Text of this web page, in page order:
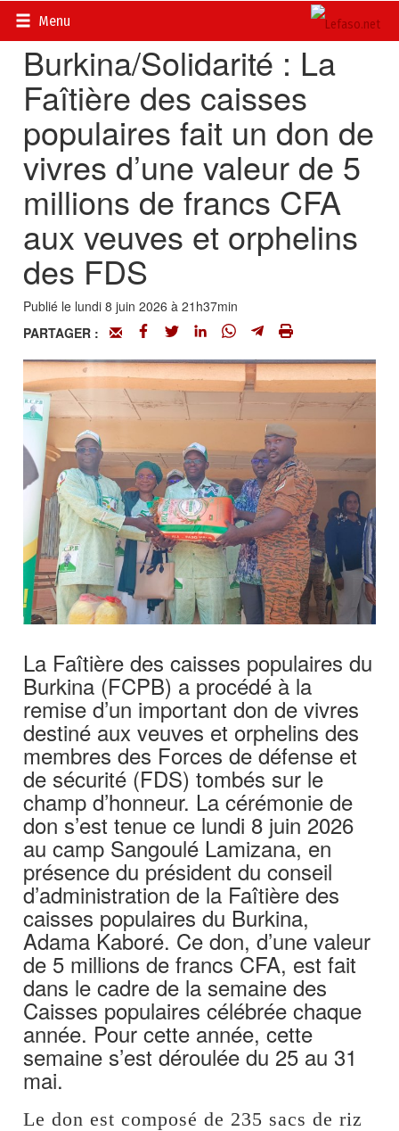
Menu
Accueil>
Burkina/Solidarité : La
Faîtière des caisses
populaires fait un don de
vivres d’une valeur de 5
millions de francs CFA
aux veuves et orphelins
des FDS
Publié le lundi 8 juin 2026 à 21h37min
PARTAGER :
La Faîtière des caisses populaires du
Burkina (FCPB) a procédé à la
remise d’un important don de vivres
destiné aux veuves et orphelins des
membres des Forces de défense et
de sécurité (FDS) tombés sur le
champ d’honneur. La cérémonie de
don s’est tenue ce lundi 8 juin 2026
au camp Sangoulé Lamizana, en
présence du président du conseil
d’administration de la Faîtière des
caisses populaires du Burkina,
Adama Kaboré. Ce don, d’une valeur
de 5 millions de francs CFA, est fait
dans le cadre de la semaine des
Caisses populaires célébrée chaque
année. Pour cette année, cette
semaine s’est déroulée du 25 au 31
mai.
Le don est composé de 235 sacs de riz